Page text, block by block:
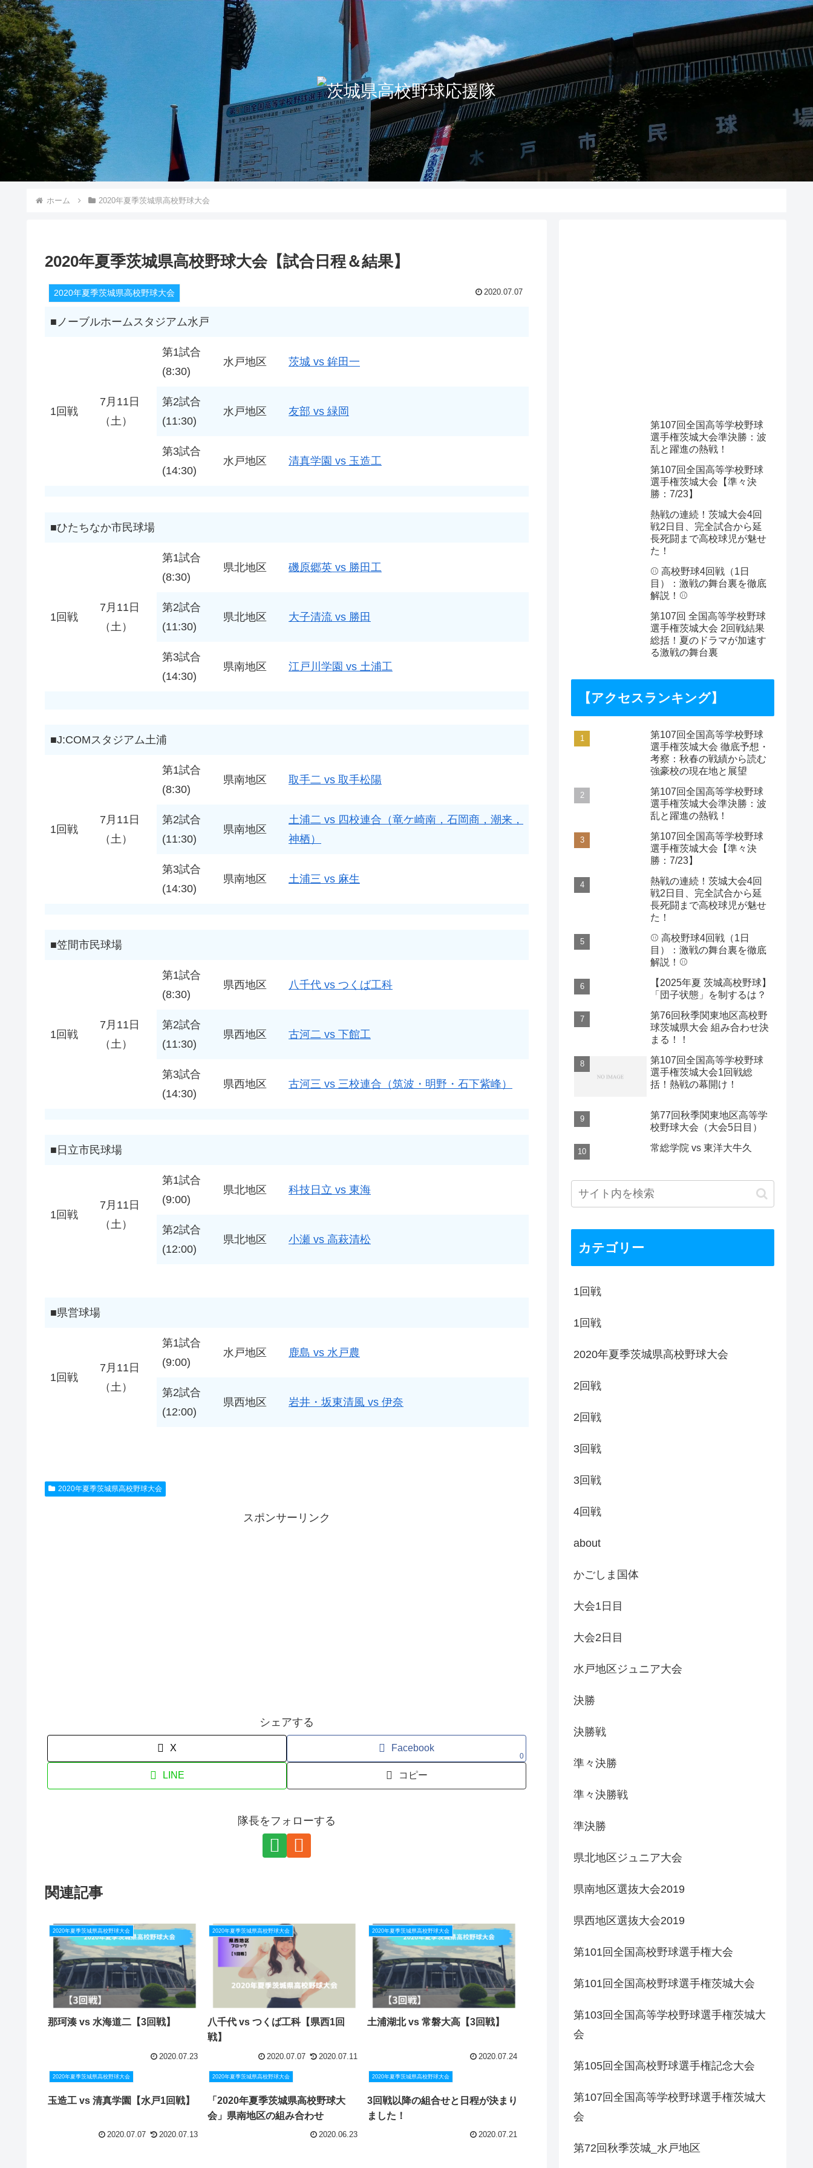
ホーム 2020年夏季茨城県高校野球大会
2020年夏季茨城県高校野球大会【試合日程＆結果】
2020年夏季茨城県高校野球大会 2020.07.07
■ノーブルホームスタジアム水戸
1回戦
7月11日
（土）
第1試合
(8:30)
水戸地区 茨城 vs 鉾田一
第2試合
(11:30)
水戸地区 友部 vs 緑岡
第3試合
(14:30)
水戸地区 清真学園 vs 玉造工
■ひたちなか市民球場
1回戦
7月11日
（土）
第1試合
(8:30)
県北地区 磯原郷英 vs 勝田工
第2試合
(11:30)
県北地区 大子清流 vs 勝田
第3試合
(14:30)
県南地区 江戸川学園 vs 土浦工
■J:COMスタジアム土浦
1回戦
7月11日
（土）
第1試合
(8:30)
県南地区 取手二 vs 取手松陽
第2試合
(11:30)
県南地区
土浦二 vs 四校連合（竜ケ崎南，石岡商，潮来，
神栖）
第3試合
(14:30)
県南地区 土浦三 vs 麻生
■笠間市民球場
1回戦
7月11日
（土）
第1試合
(8:30)
県西地区 八千代 vs つくば工科
第2試合
(11:30)
県西地区 古河二 vs 下館工
第3試合
(14:30)
県西地区 古河三 vs 三校連合（筑波・明野・石下紫峰）
■日立市民球場
1回戦
7月11日
（土）
第1試合
(9:00)
県北地区 科技日立 vs 東海
第2試合
(12:00)
県北地区 小瀬 vs 高萩清松
■県営球場
1回戦
7月11日
（土）
第1試合
(9:00)
水戸地区 鹿島 vs 水戸農
第2試合
(12:00)
県西地区 岩井・坂東清風 vs 伊奈
2020年夏季茨城県高校野球大会
スポンサーリンク
シェアする
X Facebook
0
LINE コピー
隊長をフォローする
関連記事
2020年夏季茨城県高校野球大会
那珂湊 vs 水海道二【3回戦】
2020.07.23
2020年夏季茨城県高校野球大会
八千代 vs つくば工科【県西1回
戦】
2020.07.07 2020.07.11
2020年夏季茨城県高校野球大会
土浦湖北 vs 常磐大高【3回戦】
2020.07.24
2020年夏季茨城県高校野球大会
玉造工 vs 清真学園【水戸1回戦】
2020.07.07 2020.07.13
2020年夏季茨城県高校野球大会
「2020年夏季茨城県高校野球大
会」県南地区の組み合わせ
2020.06.23
2020年夏季茨城県高校野球大会
3回戦以降の組合せと日程が決まり
ました！
2020.07.21
第107回全国高等学校野球
選手権茨城大会準決勝：波
乱と躍進の熱戦！
第107回全国高等学校野球
選手権茨城大会【準々決
勝：7/23】
熱戦の連続！茨城大会4回
戦2日目、完全試合から延
長死闘まで高校球児が魅せ
た！
⚾️ 高校野球4回戦（1日
目）：激戦の舞台裏を徹底
解説！⚾️
第107回 全国高等学校野球
選手権茨城大会 2回戦結果
総括！夏のドラマが加速す
る激戦の舞台裏
【アクセスランキング】
第107回全国高等学校野球
選手権茨城大会 徹底予想・
考察：秋春の戦績から読む
強豪校の現在地と展望
第107回全国高等学校野球
選手権茨城大会準決勝：波
乱と躍進の熱戦！
第107回全国高等学校野球
選手権茨城大会【準々決
勝：7/23】
熱戦の連続！茨城大会4回
戦2日目、完全試合から延
長死闘まで高校球児が魅せ
た！
⚾️ 高校野球4回戦（1日
目）：激戦の舞台裏を徹底
解説！⚾️
【2025年夏 茨城高校野球】
「団子状態」を制するは？
第76回秋季関東地区高校野
球茨城県大会 組み合わせ決
まる！！
第107回全国高等学校野球
選手権茨城大会1回戦総
括！熱戦の幕開け！
第77回秋季関東地区高等学
校野球大会（大会5日目）
常総学院 vs 東洋大牛久
カテゴリー
1回戦
1回戦
2020年夏季茨城県高校野球大会
2回戦
2回戦
3回戦
3回戦
4回戦
about
かごしま国体
大会1日目
大会2日目
水戸地区ジュニア大会
決勝
決勝戦
準々決勝
準々決勝戦
準決勝
県北地区ジュニア大会
県南地区選抜大会2019
県西地区選抜大会2019
第101回全国高校野球選手権大会
第101回全国高校野球選手権茨城大会
第103回全国高等学校野球選手権茨城大
会
第105回全国高校野球選手権記念大会
第107回全国高等学校野球選手権茨城大
会
第72回秋季茨城_水戸地区